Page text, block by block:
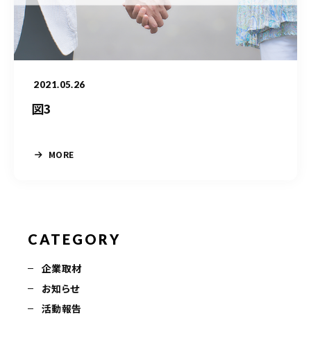
2021.05.26
図3
MORE
CATEGORY
企業取材
お知らせ
活動報告